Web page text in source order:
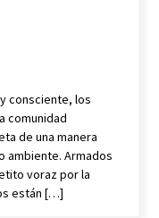
consciente, los
comunidad
de una manera
ambiente. Armados
voraz por la
están […]